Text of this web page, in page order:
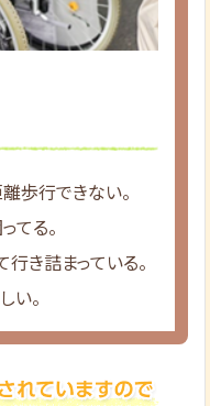
歩行できない。
てる。
き詰まっている。
い。